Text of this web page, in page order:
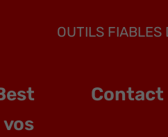
OUTILS FIABLES
Contact